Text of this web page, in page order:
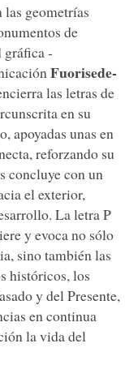
las geometrías
de
gráfica -
Fuorisede-
las letras de
en su
apoyadas unas en
reforzando su
concluye con un
el exterior,
La letra P
y evoca no sólo
sino también las
históricos, los
y del Presente,
en continua
la vida del